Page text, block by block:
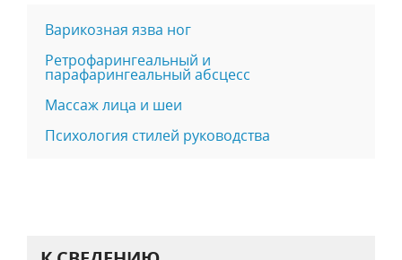
Варикозная язва ног
Ретрофарингеальный и
парафарингеальный абсцесс
Массаж лица и шеи
Психология стилей руководства